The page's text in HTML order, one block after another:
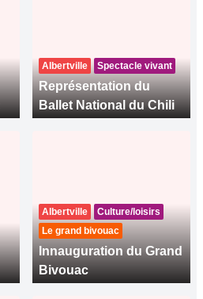
Albertville Spectacle vivant
Représentation du
Ballet National du Chili
Albertville
Culture/loisirs
Le grand bivouac
Innauguration du Grand
Bivouac